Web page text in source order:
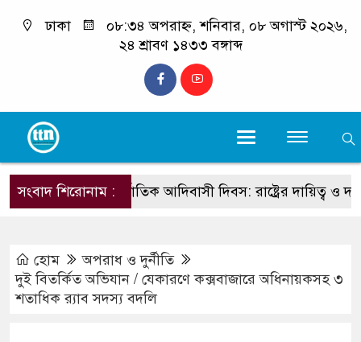
ঢাকা
০৮:৩৪ অপরাহ্ন, শনিবার, ০৮ অগাস্ট ২০২৬,
২৪ শ্রাবণ ১৪৩৩ বঙ্গাব্দ
সংবাদ শিরোনাম :
আন্তর্জাতিক আদিবাসী দিবস: রাষ্ট্রের দায়িত্ব ও দায়বদ্ধতা
হোম
অপরাধ ও দুর্নীতি
দুই বিতর্কিত অভিযান / যেকারণে কক্সবাজারে অধিনায়কসহ ৩
শতাধিক র‍্যাব সদস্য বদলি